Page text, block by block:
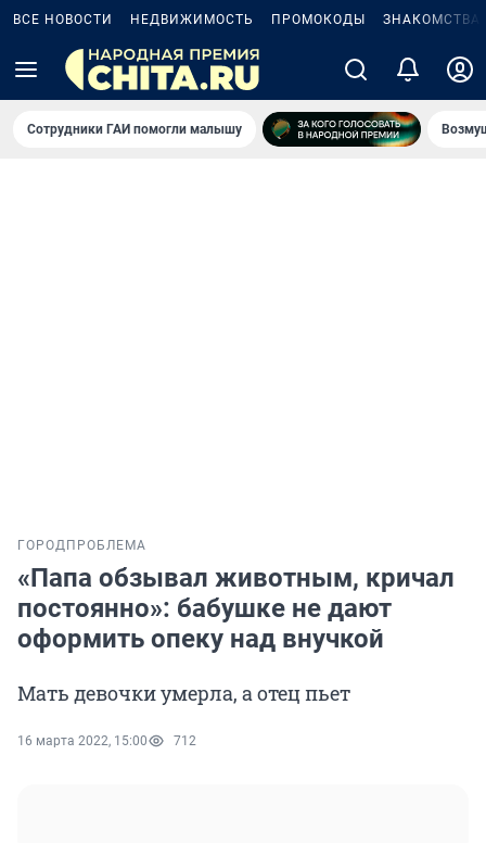
ВСЕ НОВОСТИ НЕДВИЖИМОСТЬ ПРОМОКОДЫ ЗНАКОМСТВА
Сотрудники ГАИ помогли малышу
ГОРОД ПРОБЛЕМА
«Папа обзывал животным, кричал
постоянно»: бабушке не дают
оформить опеку над внучкой
Мать девочки умерла, а отец пьет
16 марта 2022, 15:00 712